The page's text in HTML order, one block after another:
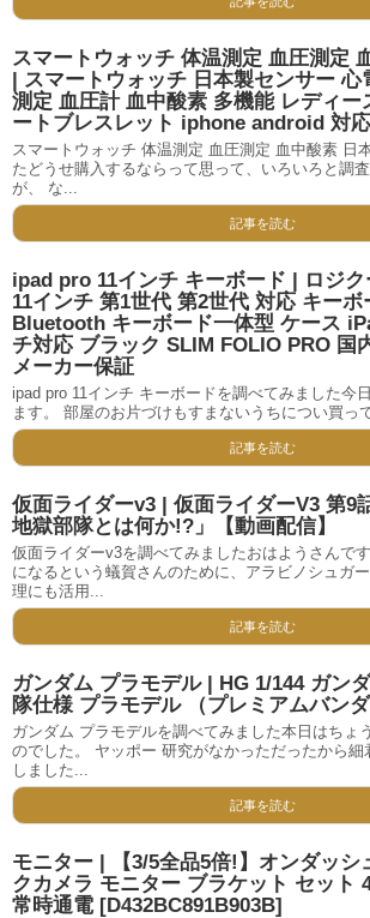
スマートウォッチ 体温測定 血圧測定
| スマートウォッチ 日本製センサー 心
測定 血圧計 血中酸素 多機能 レディー
ートブレスレット iphone android 対
スマートウォッチ 体温測定 血圧測定 血中酸素 日
たどうせ購入するならって思って、いろいろと調
が、 な...
記事を読む
ipad pro 11インチ キーボード | ロジ
11インチ 第1世代 第2世代 対応 キーボ
Bluetooth キーボード一体型 ケース
チ対応 ブラック SLIM FOLIO PRO 国
メーカー保証
ipad pro 11インチ キーボードを調べてみました今
ます。 部屋のお片づけもすまないうちについ買っ
記事を読む
仮面ライダーv3 | 仮面ライダーV3 第9
地獄部隊とは何か!?」【動画配信】
仮面ライダーv3を調べてみましたおはようさんで
になるという蟻賀さんのために、アラビノシュガ
理にも活用...
記事を読む
ガンダム プラモデル | HG 1/144 ガン
隊仕様 プラモデル （プレミアムバン
ガンダム プラモデルを調べてみました本日はちょ
のでした。 ヤッポー 研究がなかっただったから細
しました...
記事を読む
モニター | 【3/5全品5倍!】オンダッシ
クカメラ モニター ブラケット セット
常時通電 [D432BC891B903B]